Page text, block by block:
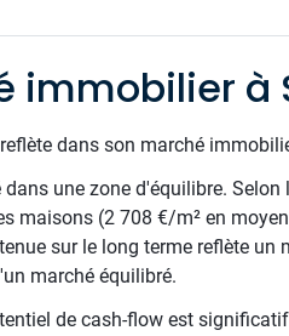
immobilier
dans son marché
une zone d'équilibre.
maisons (2 708 €/m² en
sur le long terme reflète
marché équilibré.
de cash-flow est